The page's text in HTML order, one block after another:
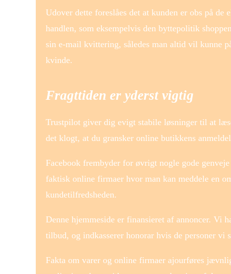
Udover dette foreslåes det at kunden er obs på
handlen, som eksempelvis den byttepolitik
sin e-mail kvittering, således man altid vil kunne
kvinde.
Fragttiden er yderst vigtig
Trustpilot giver dig evigt stabile løsninger til at
det klogt, at du gransker online butikkens
Facebook frembyder for øvrigt nogle gode
faktisk online firmaer hvor man kan meddele en
kundetilfredsheden.
Denne hjemmeside er finansieret af annoncer. Vi
tilbud, og indkasserer honorar hvis de personer vi
Fakta om varer og online firmaer ajourføres